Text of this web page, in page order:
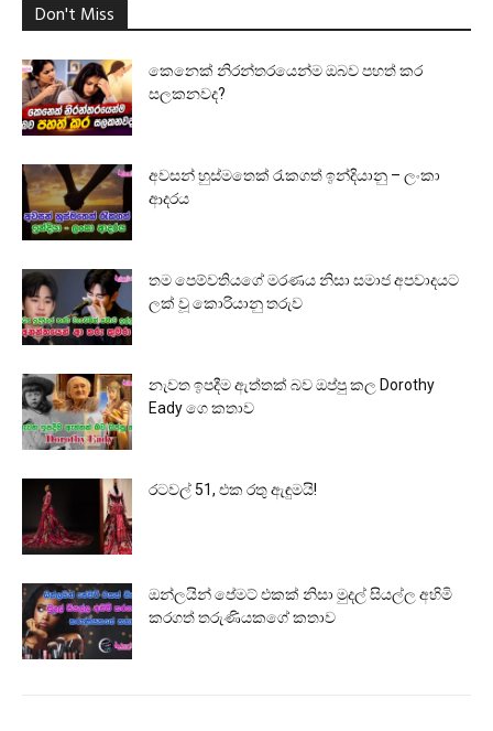
Don't Miss
කෙනෙක් නිරන්තරයෙන්ම ඔබව පහත් කර
සලකනවද?
අවසන් හුස්මතෙක් රැකගත් ඉන්දියානු – ලංකා
ආදරය
තම පෙම්වතියගේ මරණය නිසා සමාජ අපවාදයට
ලක් වූ කොරියානු තරුව
නැවත ඉපදීම ඇත්තක් බව ඔප්පු කල Dorothy
Eady ගෙ කතාව
රටවල් 51, එක රතු ඇඳුමයි!
ඔන්ලයින් පේමට් එකක් නිසා මුදල් සියල්ල අහිමි
කරගත් තරුණියකගේ කතාව